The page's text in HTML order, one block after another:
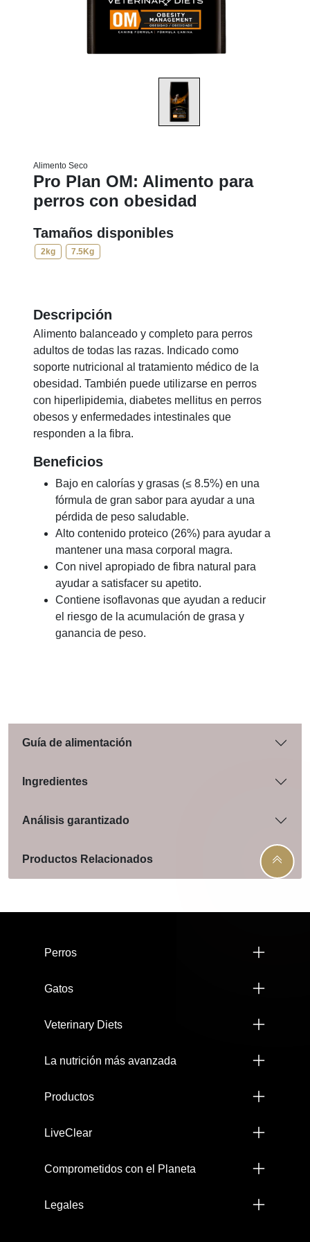
Alimento Seco
Pro Plan OM: Alimento para
perros con obesidad
Tamaños disponibles
2kg 7.5Kg
Descripción
Alimento balanceado y completo para perros
adultos de todas las razas. Indicado como
soporte nutricional al tratamiento médico de la
obesidad. También puede utilizarse en perros
con hiperlipidemia, diabetes mellitus en perros
obesos y enfermedades intestinales que
responden a la fibra.
Beneficios
Bajo en calorías y grasas (≤ 8.5%) en una
fórmula de gran sabor para ayudar a una
pérdida de peso saludable.
Alto contenido proteico (26%) para ayudar a
mantener una masa corporal magra.
Con nivel apropiado de fibra natural para
ayudar a satisfacer su apetito.
Contiene isoflavonas que ayudan a reducir
el riesgo de la acumulación de grasa y
ganancia de peso.
Guía de alimentación
Ingredientes
Análisis garantizado
Productos Relacionados
Perros
Gatos
Veterinary Diets
La nutrición más avanzada
Productos
LiveClear
Comprometidos con el Planeta
Legales